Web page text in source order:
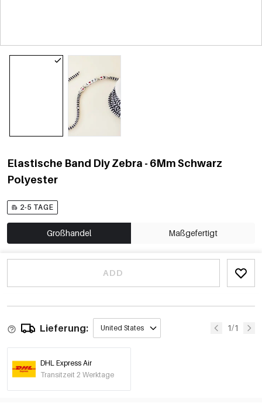
Elastische Band Diy Zebra - 6Mm Schwarz
Polyester
2-5 TAGE
Großhandel Maßgefertigt
ADD
Lieferung: United States 1/1
DHL Express Air
Transitzeit 2 Werktage